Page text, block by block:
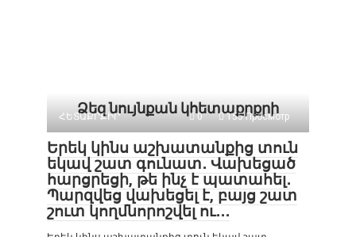
Ձեզ նույնքան կհետաքրքրի
ՀԵՏԱՔՐՔԻՐ 0 155 Просмотр
Երեկ կինս աշխատանքից տուն
եկավ շատ գունատ․ Վախեցած
հարցրեցի, թե ինչ է պատահել․
Պարզվեց վախեցել է, բայց շատ
շուտ կողմնորոշվել ու․․․